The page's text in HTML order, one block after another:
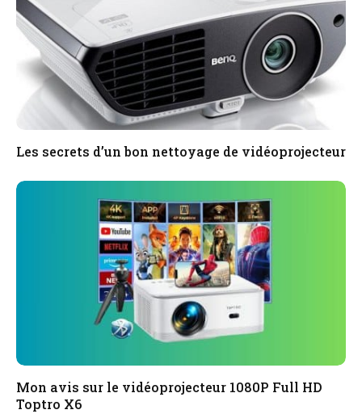
Les secrets d’un bon nettoyage de vidéoprojecteur
Mon avis sur le vidéoprojecteur 1080P Full HD
Toptro X6